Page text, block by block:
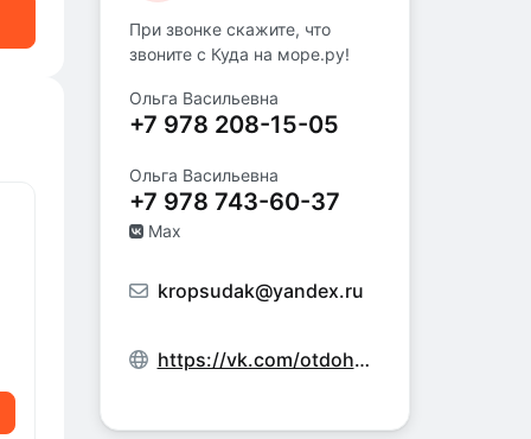
При звонке скажите, что
звоните с Куда на море.ру!
Ольга Васильевна
+7 978 208-15-05
Ольга Васильевна
+7 978 743-60-37
Max
kropsudak@yandex.ru
https://vk.com/otdohnivsudake